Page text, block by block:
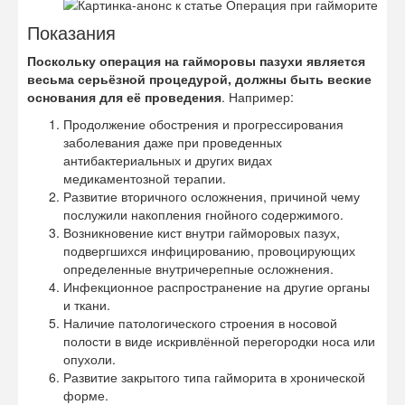
Показания
Поскольку операция на гайморовы пазухи является
весьма серьёзной процедурой, должны быть веские
основания для её проведения. Например:
Продолжение обострения и прогрессирования
заболевания даже при проведенных
антибактериальных и других видах
медикаментозной терапии.
Развитие вторичного осложнения, причиной чему
послужили накопления гнойного содержимого.
Возникновение кист внутри гайморовых пазух,
подвергшихся инфицированию, провоцирующих
определенные внутричерепные осложнения.
Инфекционное распространение на другие органы
и ткани.
Наличие патологического строения в носовой
полости в виде искривлённой перегородки носа или
опухоли.
Развитие закрытого типа гайморита в хронической
форме.